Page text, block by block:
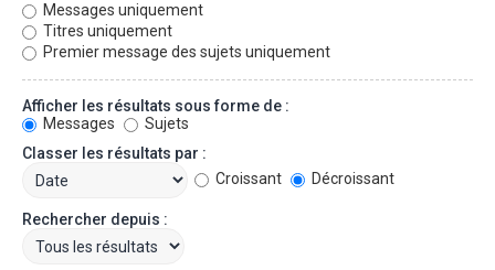
Messages uniquement
Titres uniquement
Premier message des sujets uniquement
Afficher les résultats sous forme de :
Messages
Sujets
Classer les résultats par :
Croissant
Décroissant
Rechercher depuis :